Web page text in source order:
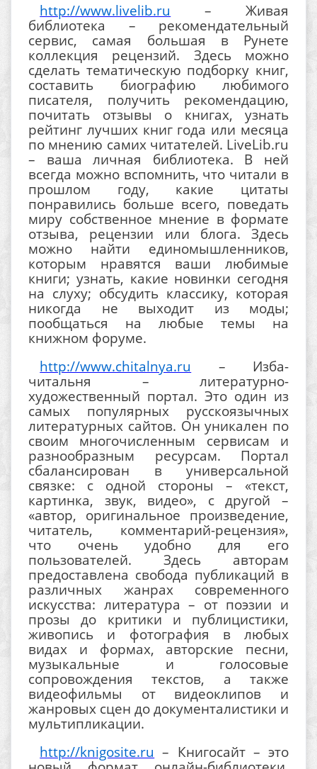
http://www.livelib.ru – Живая
библиотека – рекомендательный
сервис, самая большая в Рунете
коллекция рецензий. Здесь можно
сделать тематическую подборку книг,
составить биографию любимого
писателя, получить рекомендацию,
почитать отзывы о книгах, узнать
рейтинг лучших книг года или месяца
по мнению самих читателей. LiveLib.ru
– ваша личная библиотека. В ней
всегда можно вспомнить, что читали в
прошлом году, какие цитаты
понравились больше всего, поведать
миру собственное мнение в формате
отзыва, рецензии или блога. Здесь
можно найти единомышленников,
которым нравятся ваши любимые
книги; узнать, какие новинки сегодня
на слуху; обсудить классику, которая
никогда не выходит из моды;
пообщаться на любые темы на
книжном форуме.
http://www.chitalnya.ru – Изба-
читальня – литературно-
художественный портал. Это один из
самых популярных русскоязычных
литературных сайтов. Он уникален по
своим многочисленным сервисам и
разнообразным ресурсам. Портал
сбалансирован в универсальной
связке: с одной стороны – «текст,
картинка, звук, видео», с другой –
«автор, оригинальное произведение,
читатель, комментарий-рецензия»,
что очень удобно для его
пользователей. Здесь авторам
предоставлена свобода публикаций в
различных жанрах современного
искусства: литература – от поэзии и
прозы до критики и публицистики,
живопись и фотография в любых
видах и формах, авторские песни,
музыкальные и голосовые
сопровождения текстов, а также
видеофильмы от видеоклипов и
жанровых сцен до документалистики и
мультипликации.
http://knigosite.ru – Книгосайт – это